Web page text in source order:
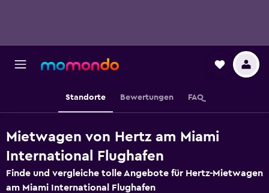
Standorte Bewertungen FAQ
Mietwagen von Hertz am Miami
International Flughafen
Finde und vergleiche tolle Angebote für Hertz-Mietwagen
am Miami International Flughafen